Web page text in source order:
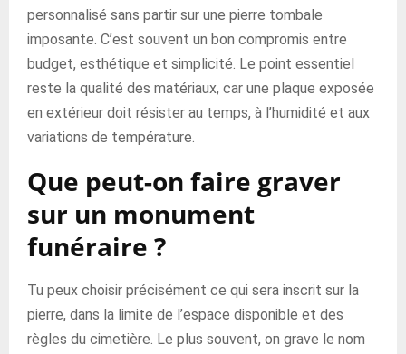
personnalisé sans partir sur une pierre tombale
imposante. C’est souvent un bon compromis entre
budget, esthétique et simplicité. Le point essentiel
reste la qualité des matériaux, car une plaque exposée
en extérieur doit résister au temps, à l’humidité et aux
variations de température.
Que peut-on faire graver
sur un monument
funéraire ?
Tu peux choisir précisément ce qui sera inscrit sur la
pierre, dans la limite de l’espace disponible et des
règles du cimetière. Le plus souvent, on grave le nom